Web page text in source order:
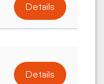
Details
Details